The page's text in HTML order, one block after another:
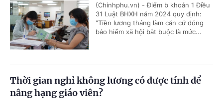
(Chinhphu.vn) - Điểm b khoản 1 Điều
31 Luật BHXH năm 2024 quy định:
"Tiền lương tháng làm căn cứ đóng
bảo hiểm xã hội bắt buộc là mức...
Thời gian nghỉ không lương có được tính để
nâng hạng giáo viên?